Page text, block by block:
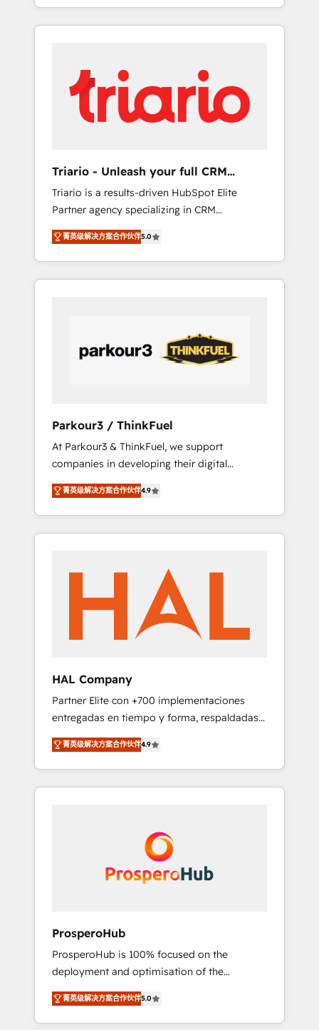
of your team, we believe in the power of
partnership. Together, we embark on a
your business. If not now, when?
partner in HubSpot's ecosystem for a reason.
Their team brings over a decade of
strategies for driving growth. They are
committed to helping our customers grow
and finding solutions that fit their unique
business needs. We are thrilled to have Blue
HubSpot “Our experience with the team at
Blue Frog has been nothing short of
extraordinary. Their years of experience and
quality of skilled staff has earned them a
trusted reputation within the HubSpot
ecosystem as a reliable partner capable of
delivering remarkable experiences for our
Triario - Unleash your full CRM
potential
Triario is a results-driven HubSpot Elite
Partner agency specializing in CRM
implementations & migrations, Revenue
Operations, Custom Integrations, Custom AI
agents and AI-ready Website Design With
over 15 years of experience, we help
through smart automation, data hygiene, and
tailored HubSpot solutions. Our clients
choose us because we blend the expertise of
Our Services: HubSpot implementations &
data migration Custom AI agents Revenue
Operations API integrations AI-ready Website
design Let’s turn your CRM into your growth
engine!
菁英级解决方案合作伙伴5.0
Parkour3 / ThinkFuel
At Parkour3 & ThinkFuel, we support
companies in developing their digital
strategies by leveraging technologies and
automating their marketing and sales
processes to generate growth. Our offer
spans from Strategy to Operations. We
implementation, web design, sales &
marketing automation, and digital marketing.
With extensive experience working with tech
companies and manufacturers since 2002,
we are committed to empowering our clients
implementation and seamless integration of
the CRM platform into your digital
ecosystem. Would you like support in
deploying your inbound marketing strategy?
We'll provide support tailored to your needs
and sales objectives. With 125+ certifications,
we are part of the most certified Canadian
coast), our services are offered in both
菁英级解决方案合作伙伴4.9
HAL Company
Partner Elite con +700 implementaciones
entregadas en tiempo y forma, respaldadas
por 6 acreditaciones de HubSpot y un
equipo de 6 Certified Trainers avalados por
HubSpot Academy. Acompañamos a las
empresas en cada etapa de su crecimiento
Nos caracterizamos por combinar excelencia
técnica con una mirada estratégica a largo
菁英级解决方案合作伙伴4.9
ProsperoHub
ProsperoHub is 100% focused on the
deployment and optimisation of the
HubSpot CRM platform. Our highly
experienced team of solutions experts will
ensure that you achieve maximum adoption
菁英级解决方案合作伙伴5.0